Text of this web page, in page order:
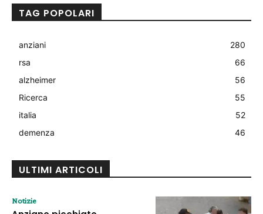
TAG POPOLARI
anziani
280
rsa
66
alzheimer
56
Ricerca
55
italia
52
demenza
46
ULTIMI ARTICOLI
Notizie